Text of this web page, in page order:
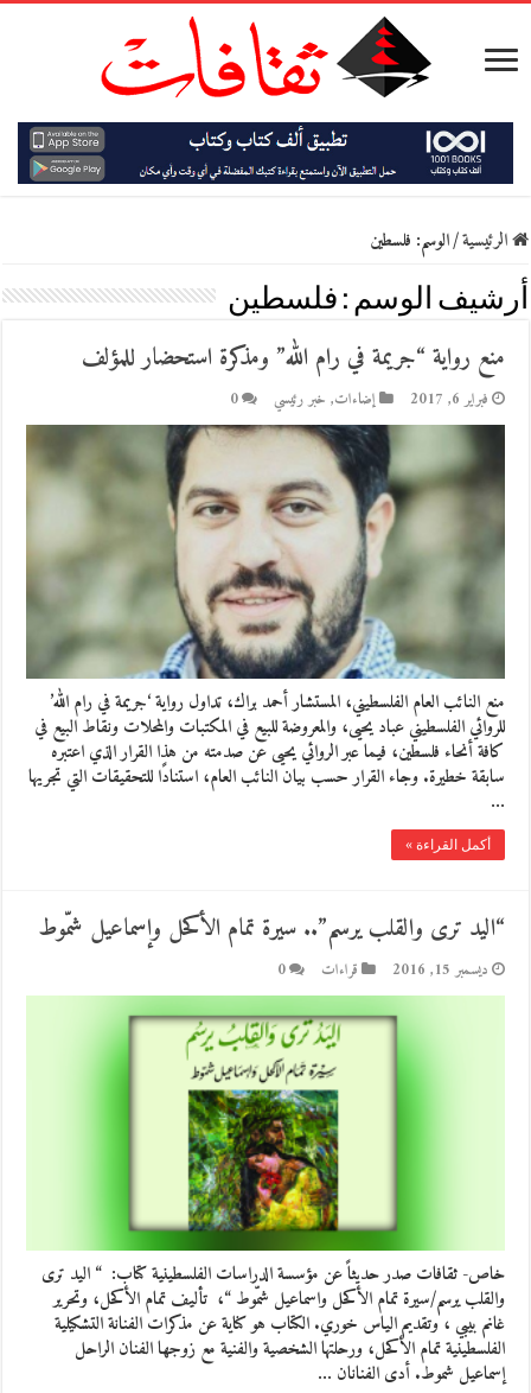
الرئيسية/الوسم: فلسطين
أرشيف الوسم : فلسطين
منع رواية “جريمة في رام الله” ومذكرة استحضار للمؤلف
فبراير 6, 2017 إضاءات, خبر رئيسي 0
منع النائب العام الفلسطيني، المستشار أحمد براك، تداول رواية ‘جريمة في رام الله’
للروائي الفلسطيني عباد يحيى، والمعروضة للبيع في المكتبات والمحلات ونقاط البيع في
كافة أنحاء فلسطين، فيما عبر الروائي يحيى عن صدمته من هذا القرار الذي اعتبره
سابقة خطيرة. وجاء القرار حسب بيان النائب العام، استنادًا للتحقيقات التي تجريها
…
أكمل القراءة »
“اليد ترى والقلب يرسم”.. سيرة تمام الأكحل وإسماعيل شمّوط
ديسمبر 15, 2016 قراءات 0
خاص- ثقافات صدر حديثاً عن مؤسسة الدراسات الفلسطينية كتاب: “ اليد ترى
والقلب يرسم/سيرة تمام الأكحل واسماعيل شمّوط “، تأليف تمام الأكحل، وتحرير
غانم بيبي ، وتقديم الياس خوري. الكتاب هو كناية عن مذكرات الفنانة التشكيلية
الفلسطينية تمام الأكحل، ورحلتها الشخصية والفنية مع زوجها الفنان الراحل
إسماعيل شموط. أدى الفنانان …